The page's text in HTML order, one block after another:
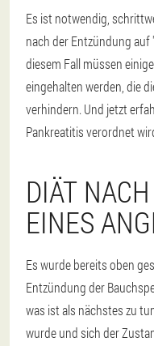
Es ist notwendig,
nach der Entzündung
diesem Fall müssen
eingehalten werden, die
verhindern. Und jetzt
Pankreatitis verordnet
DIÄT
EINES
Es wurde bereits oben
Entzündung der
was ist als nächstes zu
wurde und sich der